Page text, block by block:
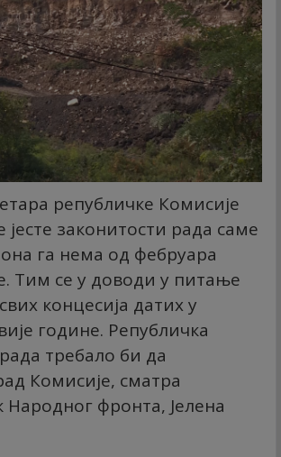
републичке Комисије
јесте законитости рада саме
га нема од фебруара
Тим се у доводи у питање
концесија датих у
године. Републичка
требало би да
Комисије, сматра
Народног фронта, Јелена